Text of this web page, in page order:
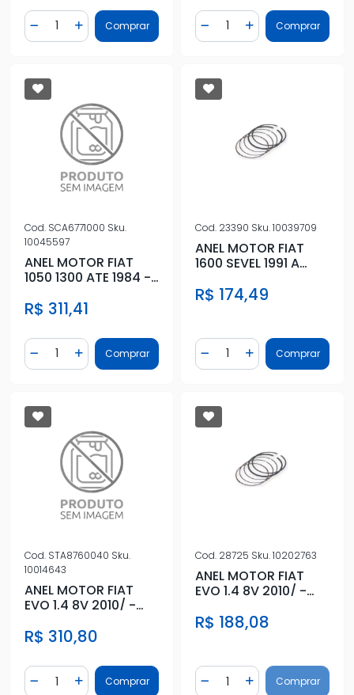
Diminuir Quantidade
Quantidade
Adicionar Quantidade
Comprar Diminuir Quantidade
Quantidade
AdicionarComprar
Cod. SCA6771000 Sku.
10045597
ANEL MOTOR FIAT
1050 1300 ATE 1984 -
R$ 311,41
Diminuir Quantidade
Quantidade
Adicionar Quantidade
Comprar
Cod. 23390 Sku.10039709
ANEL MOTOR FIAT
1600 SEVEL 1991 A
R$ 174,49
Diminuir Quantidade
Quantidade
AdicionarComprar
Cod. STA8760040 Sku.
10014643
ANEL MOTOR FIAT
EVO 1.4 8V 2010/ -
R$ 310,80
Diminuir Quantidade
Quantidade
Adicionar Quantidade
Comprar
Cod. 28725 Sku.10202763
ANEL MOTOR FIAT
EVO 1.4 8V 2010/ -
R$ 188,08
Diminuir Quantidade
Quantidade
AdicionarComprar